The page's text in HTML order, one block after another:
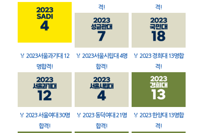
격!
격!
🏅 2023서울과기대 12
명합격!
🏅 2023서울시립대 4명
합격!
🏅 2023 경희대 13명합
격!
🏅 2023 서울여대 30명
합격!
🏅 2023 동덕여대 21명
합격!
🏅 2023 한양대 13명합
격!